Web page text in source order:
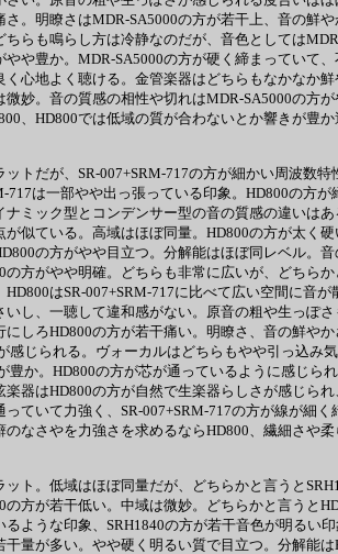
さ。明瞭さはMDR-SA5000の方が若干上、音の鮮
ちらも鳴らし方は冷静なのだが、音色としては
やや豊か。MDR-SA5000の方が硬く締まっていて
く心地よく聴ける。金管楽器はどちらもなかなか
微妙。音の質感の相性や切れはMDR-SA5000の方
、HD800では低域の質が合わないとか響きが豊
ットだが、SR-007+SRM-717の方が細かい周波数
717は一部やや出っ張っている印象。HD800の方
ナミック型とコンデンサー型の音の質感の違いは
が似ている。高域はほぼ同量。HD800の方が太く
の方がやや目立つ。分解能はほぼ同レベル。
の方がやや明確。どちらも非常に広いが、どちら
HD800はSR-007+SRM-717に比べて広い空間に音
いし、一聴して違和感がない。原音の粗や生っぽ
にしろHD800の方が若干痛い。明瞭さ、音の鮮や
感じられる。ヴォーカルはどちらもやや引っ込み
豊か。HD800の方が芯が通っているように感じら
楽器はHD800の方が自然で生楽器らしさが感じら
っていて力強く、SR-007+SRM-717の方が線が細
なさやを力強さを求めるならHD800、繊細さや
ット。低域はほぼ同量だが、どちらかと言うと
の方が若干低い。中域は微妙。どちらかと言うと
るような印象、SRH1840の方が若干音色が明るい
干量が多い。やや硬く明るい質で目立つ。分解能